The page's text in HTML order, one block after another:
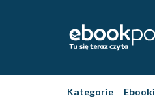
Kategorie Ebooki